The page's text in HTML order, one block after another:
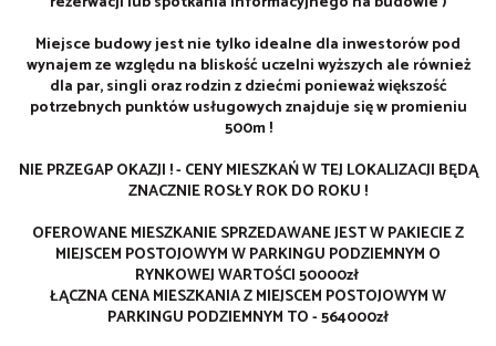
Miejsce budowy jest nie tylko idealne dla inwestorów pod
wynajem ze względu na bliskość uczelni wyższych ale również
dla par, singli oraz rodzin z dziećmi ponieważ większość
potrzebnych punktów usługowych znajduje się w promieniu
500m !
NIE PRZEGAP OKAZJI ! - CENY MIESZKAŃ W TEJ LOKALIZACJI BĘDĄ
ZNACZNIE ROSŁY ROK DO ROKU !
OFEROWANE MIESZKANIE SPRZEDAWANE JEST W PAKIECIE Z
MIEJSCEM POSTOJOWYM W PARKINGU PODZIEMNYM O
RYNKOWEJ WARTOŚCI 50000zł
ŁĄCZNA CENA MIESZKANIA Z MIEJSCEM POSTOJOWYM W
PARKINGU PODZIEMNYM TO - 564000zł